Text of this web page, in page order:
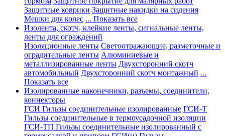
Защитные коврики Защитные накидки на сидения
Мешки для колес ... Показать все
Изолента, скотч, клейкие ленты, сигнальные ленты,
ленты для ограждений
Изоляционные ленты Светоотражающие, разметочные и
оградительные ленты Алюминиевые и
металлизированные ленты Двухсторонний скотч
автомобильный Двухсторонний скотч монтажный ...
Показать все
Изолированные наконечники, разъемы, соединители,
коннекторы
ГСИ Гильзы соединительные изолированные ГСИ-Т
Гильзы соединительные в термоусадочной изоляции
ГСИ-ТП Гильзы соединительные изолированный с